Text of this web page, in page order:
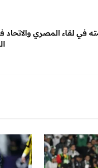
في لقاء المصري